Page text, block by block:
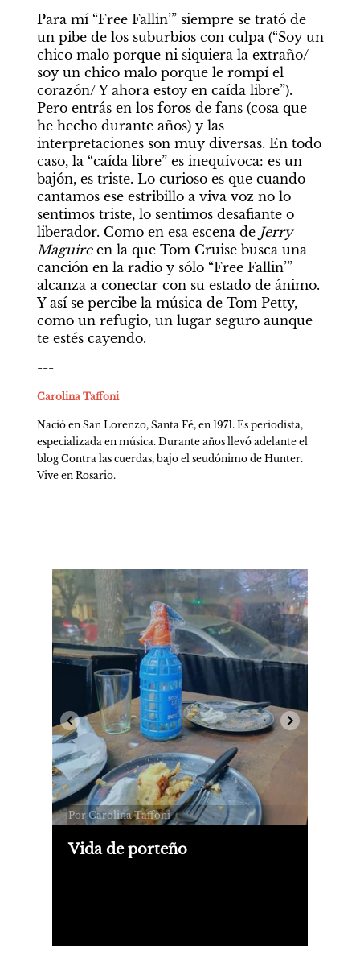
Para mí “Free Fallin’” siempre se trató de
un pibe de los suburbios con culpa (“Soy un
chico malo porque ni siquiera la extraño/
soy un chico malo porque le rompí el
corazón/ Y ahora estoy en caída libre”).
Pero entrás en los foros de fans (cosa que
he hecho durante años) y las
interpretaciones son muy diversas. En todo
caso, la “caída libre” es inequívoca: es un
bajón, es triste. Lo curioso es que cuando
cantamos ese estribillo a viva voz no lo
sentimos triste, lo sentimos desafiante o
liberador. Como en esa escena de Jerry
Maguire en la que Tom Cruise busca una
canción en la radio y sólo “Free Fallin’”
alcanza a conectar con su estado de ánimo.
Y así se percibe la música de Tom Petty,
como un refugio, un lugar seguro aunque
te estés cayendo.
---
Carolina Taffoni
Nació en San Lorenzo, Santa Fé, en 1971. Es periodista,
especializada en música. Durante años llevó adelante el
blog Contra las cuerdas, bajo el seudónimo de Hunter.
Vive en Rosario.
Por Carolina Taffoni
Vida de porteño
de noche.